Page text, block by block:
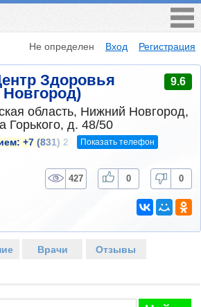
Не определен Вход Регистрация
Здоровья 9.6
область, Нижний Новгород,
Горького, д. 48/50
+7 (831) 2 Показать телефон
427 0 0
Врачи Отзывы